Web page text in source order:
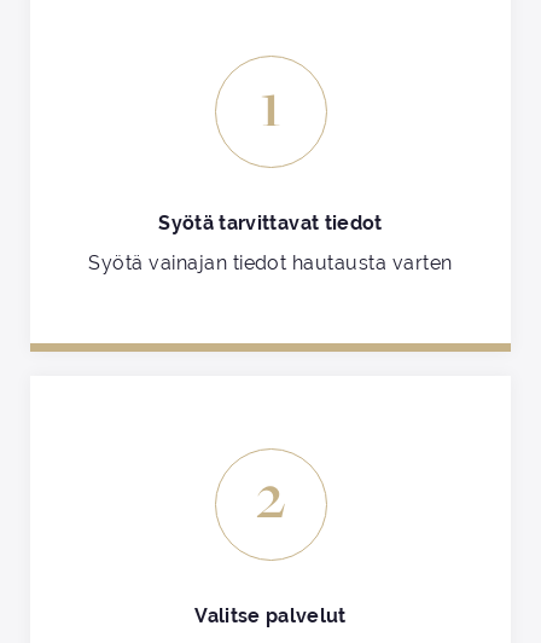
1
Syötä tarvittavat tiedot
Syötä vainajan tiedot hautausta varten
2
Valitse palvelut